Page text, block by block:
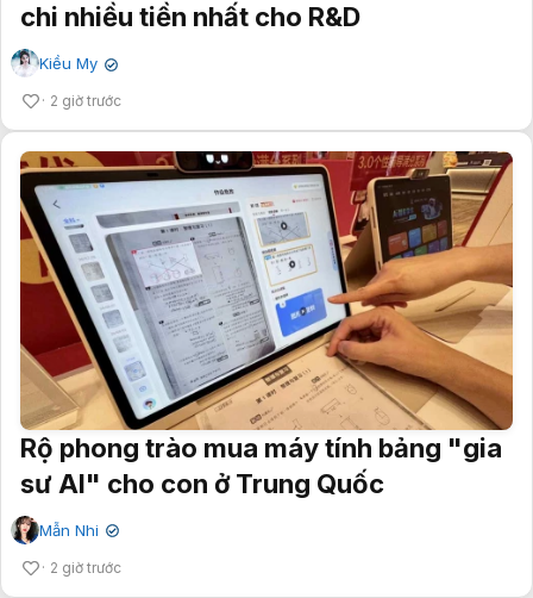
chi nhiều tiền nhất cho R&D
Kiều My ✔
2 giờ trước
Rộ phong trào mua máy tính bảng "gia
sư AI" cho con ở Trung Quốc
Mẫn Nhi ✔
2 giờ trước